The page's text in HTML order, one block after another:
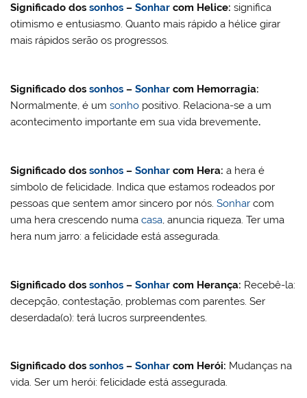
Significado dossonhos –Sonhar com Helice:significa
otimismo e entusiasmo. Quanto mais rápido a hélice girar
mais rápidos serão os progressos.
Significado dossonhos –Sonhar com Hemorragia:
Normalmente, é umsonho positivo. Relaciona-se a um
acontecimento importante em sua vida brevemente.
Significado dossonhos –Sonhar com Hera:a hera é
símbolo de felicidade. Indica que estamos rodeados por
pessoas que sentem amor sincero por nós.Sonhar com
uma hera crescendo numacasa, anuncia riqueza. Ter uma
hera num jarro: a felicidade está assegurada.
Significado dossonhos –Sonhar com Herança: Recebê-la:
decepção, contestação, problemas com parentes. Ser
deserdada(o): terá lucros surpreendentes.
Significado dossonhos –Sonhar com Herói: Mudanças na
vida. Ser um herói: felicidade está assegurada.